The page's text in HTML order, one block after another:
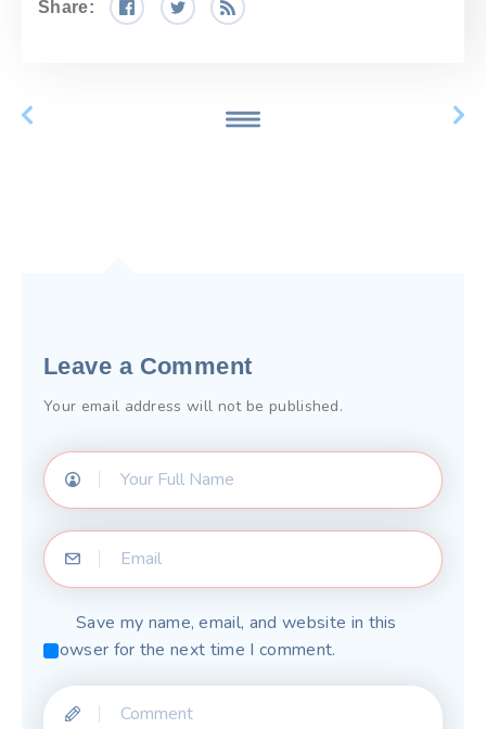
Share:
Leave a Comment
Your email address will not be published.
Save my name, email, and website in this
browser for the next time I comment.